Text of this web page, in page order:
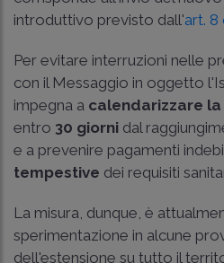
introduttivo previsto dall'art. 8
Per evitare interruzioni nelle
con il Messaggio in oggetto
impegna a calendarizzare
entro 30 giorni dal
e a prevenire pagamenti
tempestive dei requisiti
La misura, dunque, è
sperimentazione in alcune
dell'estensione su tutto il